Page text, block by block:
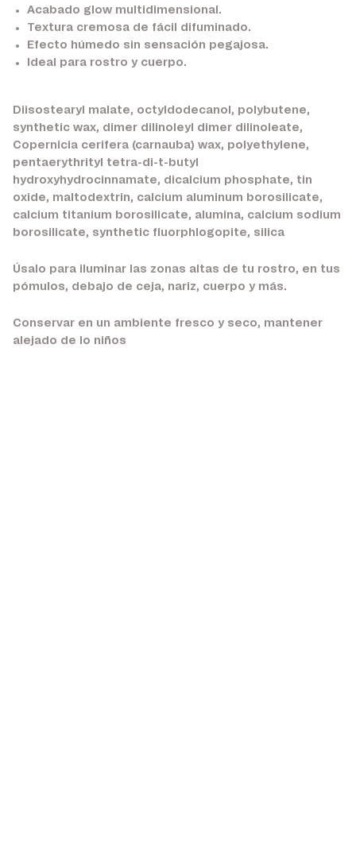
Acabado glow multidimensional.
Textura cremosa de fácil difuminado.
Efecto húmedo sin sensación pegajosa.
Ideal para rostro y cuerpo.
Diisostearyl malate, octyldodecanol, polybutene,
synthetic wax, dimer dilinoleyl dimer dilinoleate,
Copernicia cerifera (carnauba) wax, polyethylene,
pentaerythrityl tetra-di-t-butyl
hydroxyhydrocinnamate, dicalcium phosphate, tin
oxide, maltodextrin, calcium aluminum borosilicate,
calcium titanium borosilicate, alumina, calcium sodium
borosilicate, synthetic fluorphlogopite, silica
Úsalo para iluminar las zonas altas de tu rostro, en tus
pómulos, debajo de ceja, nariz, cuerpo y más.
Conservar en un ambiente fresco y seco, mantener
alejado de lo niños